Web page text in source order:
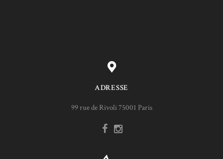
ADRESSE
99 rue de Rivoli 75001 Paris